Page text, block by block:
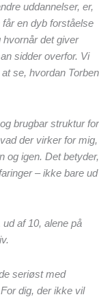
uddannelser, er,
en dyb forståelse
hvornår det giver
sidder overfor. Vi
se, hvordan Torben
brugbar struktur for
der virker for mig,
og igen. Det betyder,
– ikke bare ud
ud af 10, alene på
seriøst med
dig, der ikke vil